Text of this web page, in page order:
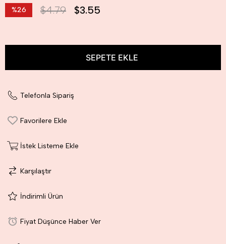
%26
$4.79 $3.55
Telefonla Sipariş
Favorilere Ekle
İstek Listeme Ekle
Karşılaştır
İndirimli Ürün
Fiyat Düşünce Haber Ver